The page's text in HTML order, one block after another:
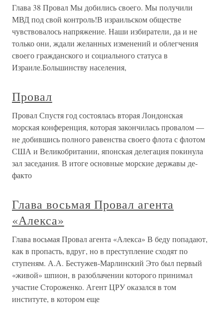
Глава 38 Провал Мы добились своего. Мы получили
МВД под свой контроль!В израильском обществе
чувствовалось напряжение. Наши избиратели, да и не
только они, ждали желанных изменений и облегчения
своего гражданского и социального статуса в
Израиле.Большинству населения,
Провал
Провал Спустя год состоялась вторая Лондонская
морская конференция, которая закончилась провалом —
не добившись полного равенства своего флота с флотом
США и Великобритании, японская делегация покинула
зал заседания. В итоге основные морские державы де-
факто
Глава восьмая Провал агента
«Алекса»
Глава восьмая Провал агента «Алекса» В беду попадают,
как в пропасть, вдруг, но в преступление сходят по
ступеням. А.А. Бестужев-Марлинский Это был первый
«живой» шпион, в разоблачении которого принимал
участие Стороженко. Агент ЦРУ оказался в том
институте, в котором еще